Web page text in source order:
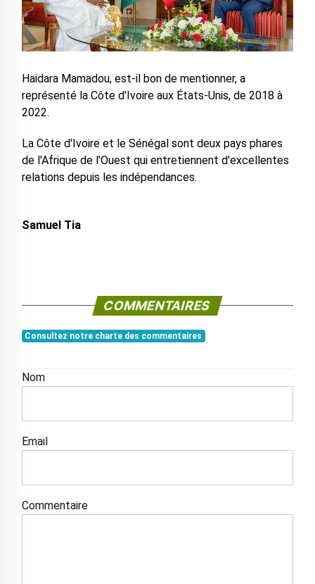
Haidara Mamadou, est-il bon de mentionner, a
représenté la Côte d'Ivoire aux États-Unis, de 2018 à
2022.
La Côte d'Ivoire et le Sénégal sont deux pays phares
de l'Afrique de l'Ouest qui entretiennent d'excellentes
relations depuis les indépendances.
Samuel Tia
COMMENTAIRES
Consultez notre charte des commentaires
Nom
Email
Commentaire